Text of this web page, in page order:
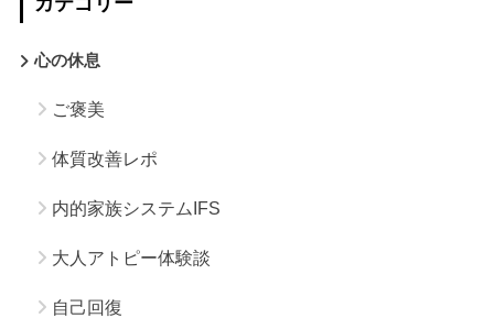
心の休息
ご褒美
体質改善レポ
内的家族システムIFS
大人アトピー体験談
自己回復